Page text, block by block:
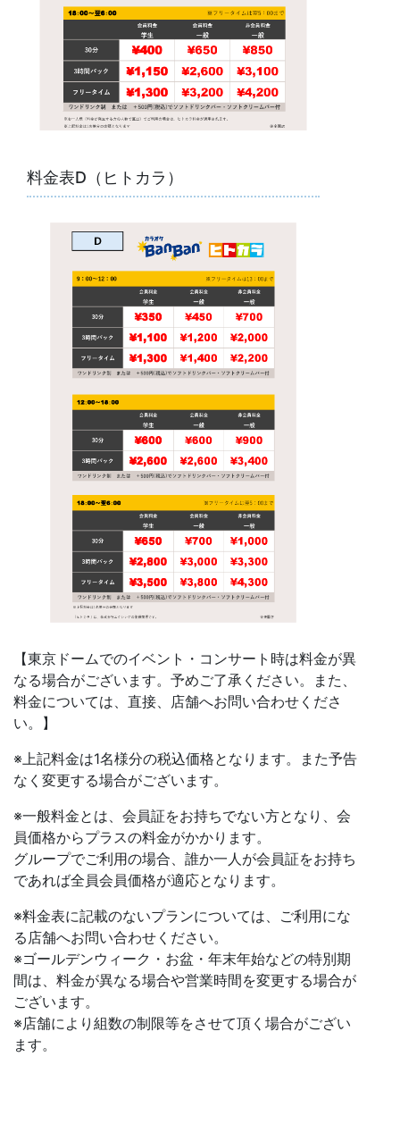
料金表D（ヒトカラ）
【東京ドームでのイベント・コンサート時は料金が異
なる場合がございます。予めご了承ください。また、
料金については、直接、店舗へお問い合わせくださ
い。】
※上記料金は1名様分の税込価格となります。また予告
なく変更する場合がございます。
※一般料金とは、会員証をお持ちでない方となり、会
員価格からプラスの料金がかかります。
グループでご利用の場合、誰か一人が会員証をお持ち
であれば全員会員価格が適応となります。
※料金表に記載のないプランについては、ご利用にな
る店舗へお問い合わせください。
※ゴールデンウィーク・お盆・年末年始などの特別期
間は、料金が異なる場合や営業時間を変更する場合が
ございます。
※店舗により組数の制限等をさせて頂く場合がござい
ます。